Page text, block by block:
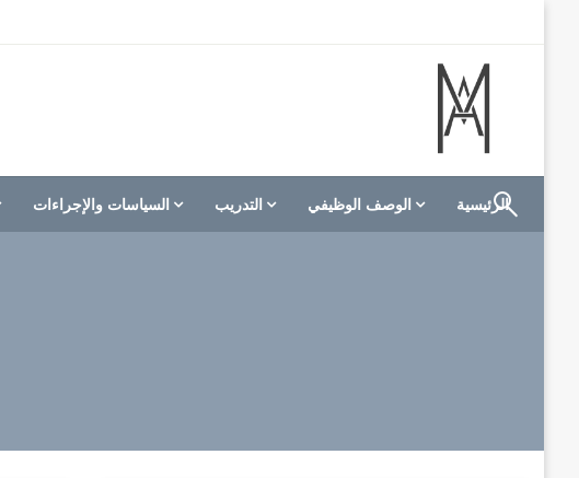
M A hotels | إم ايه هوتيلز
الموقع الأول للعاملين في الفنادق في العالم العربي
الرئيسية الوصف الوظيفي التدريب السياسات والإجراءات